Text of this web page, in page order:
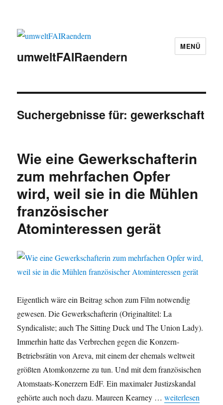
umweltFAIRaendern
MENÜ
Suchergebnisse für:gewerkschaft
Wie eine Gewerkschafterin
zum mehrfachen Opfer
wird, weil sie in die Mühlen
französischer
Atominteressen gerät
Eigentlich wäre ein Beitrag schon zum Film notwendig
gewesen. Die Gewerkschafterin (Originaltitel: La
Syndicaliste; auch The Sitting Duck und The Union Lady).
Immerhin hatte das Verbrechen gegen die Konzern-
Betriebsrätin von Areva, mit einem der ehemals weltweit
größten Atomkonzerne zu tun. Und mit dem französischen
Atomstaats-Konerzern EdF. Ein maximaler Justizskandal
gehörte auch noch dazu. Maureen Kearney …„Wie eine
weiterlesen